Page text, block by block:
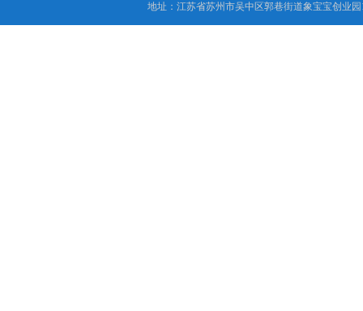
低温脆性温度测定仪
地址：江苏省苏州市吴中区郭巷街道象宝宝创业